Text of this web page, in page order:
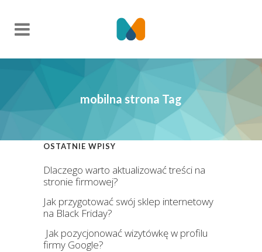
mobilna strona Tag
OSTATNIE WPISY
Dlaczego warto aktualizować treści na
stronie firmowej?
Jak przygotować swój sklep internetowy
na Black Friday?
Jak pozycjonować wizytówkę w profilu
firmy Google?